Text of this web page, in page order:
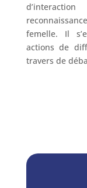
femelle. Il
actions de
travers de